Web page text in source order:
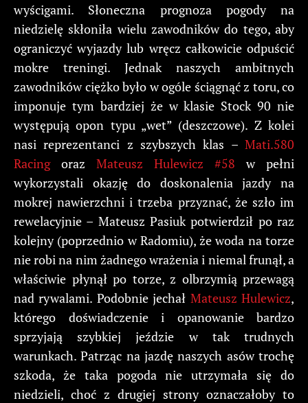
wyścigami. Słoneczna prognoza pogody na
niedzielę skłoniła wielu zawodników do tego, aby
ograniczyć wyjazdy lub wręcz całkowicie odpuścić
mokre treningi. Jednak naszych ambitnych
zawodników ciężko było w ogóle ściągnąć z toru, co
imponuje tym bardziej że w klasie Stock 90 nie
występują opon typu „wet” (deszczowe). Z kolei
nasi reprezentanci z szybszych klas – Mati.580
Racingoraz Mateusz Hulewicz #58 w pełni
wykorzystali okazję do doskonalenia jazdy na
mokrej nawierzchni i trzeba przyznać, że szło im
rewelacyjnie – Mateusz Pasiuk potwierdził po raz
kolejny (poprzednio w Radomiu), że woda na torze
nie robi na nim żadnego wrażenia i niemal frunął, a
właściwie płynął po torze, z olbrzymią przewagą
nad rywalami. Podobnie jechał Mateusz Hulewicz,
którego doświadczenie i opanowanie bardzo
sprzyjają szybkiej jeździe w tak trudnych
warunkach. Patrząc na jazdę naszych asów trochę
szkoda, że taka pogoda nie utrzymała się do
niedzieli, choć z drugiej strony oznaczałoby to